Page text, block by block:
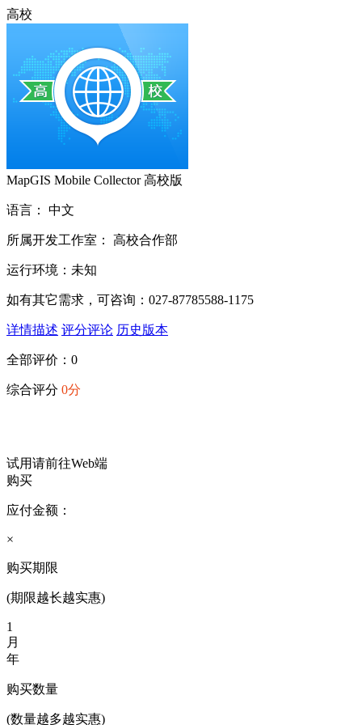
高校
MapGIS Mobile Collector 高校版
语言： 中文
所属开发工作室： 高校合作部
运行环境： 未知
如有其它需求，可咨询：027-87785588-1175
详情描述 评分评论 历史版本
全部评价：0
综合评分 0分
试用请前往Web端
购买
应付金额：
×
购买期限
(期限越长越实惠)
1
月
年
购买数量
(数量越多越实惠)